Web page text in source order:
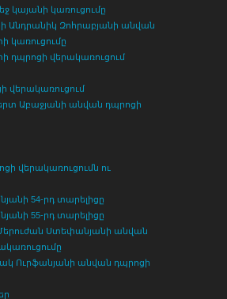
կայանի կառուցումը
Անդրանիկ Զոհրաբյանի անվան
կառուցումը
դպրոցի վերակառուցում
վերակառուցում
Աբաջյանի անվան դպրոցի
վերակառուցումն ու
54-րդ տարելիցը
55-րդ տարելիցը
Ստեփանյանի անվան
Ուրֆանյանի անվան դպրոցի